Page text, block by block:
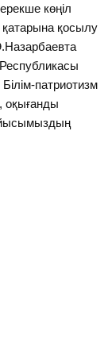
көңіл
қатарына қосылу
патриотизм
оқығанды